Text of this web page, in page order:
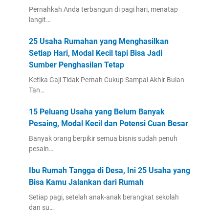
Pernahkah Anda terbangun di pagi hari, menatap
langit…
25 Usaha Rumahan yang Menghasilkan
Setiap Hari, Modal Kecil tapi Bisa Jadi
Sumber Penghasilan Tetap
Ketika Gaji Tidak Pernah Cukup Sampai Akhir Bulan
Tan…
15 Peluang Usaha yang Belum Banyak
Pesaing, Modal Kecil dan Potensi Cuan Besar
Banyak orang berpikir semua bisnis sudah penuh
pesain…
Ibu Rumah Tangga di Desa, Ini 25 Usaha yang
Bisa Kamu Jalankan dari Rumah
Setiap pagi, setelah anak-anak berangkat sekolah
dan su…